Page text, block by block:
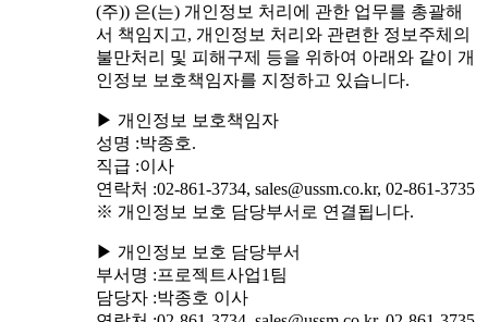
(주)) 은(는) 개인정보 처리에 관한 업무를 총괄해
서 책임지고, 개인정보 처리와 관련한 정보주체의
불만처리 및 피해구제 등을 위하여 아래와 같이 개
인정보 보호책임자를 지정하고 있습니다.
▶ 개인정보 보호책임자
성명 :박종호.
직급 :이사
연락처 :02-861-3734, sales@ussm.co.kr, 02-861-3735
※ 개인정보 보호 담당부서로 연결됩니다.
▶ 개인정보 보호 담당부서
부서명 :프로젝트사업1팀
담당자 :박종호 이사